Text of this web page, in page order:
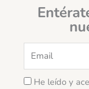
He leído y